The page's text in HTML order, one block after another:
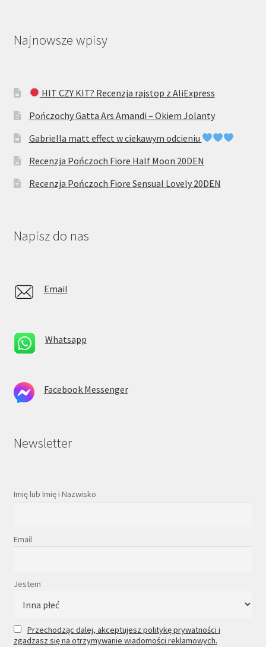
Najnowsze wpisy
HIT CZY KIT? Recenzja rajstop z AliExpress
Pończochy Gatta Ars Amandi – Okiem Jolanty
Gabriella matt effect w ciekawym odcieniu
Recenzja Pończoch Fiore Half Moon 20DEN
Recenzja Pończoch Fiore Sensual Lovely 20DEN
Napisz do nas
Email
Whatsapp
Facebook Messenger
Newsletter
Imię lub Imię i Nazwisko
Email
Jestem
Przechodząc dalej, akceptujesz politykę prywatności i
zgadzasz się na otrzymywanie wiadomości reklamowych.